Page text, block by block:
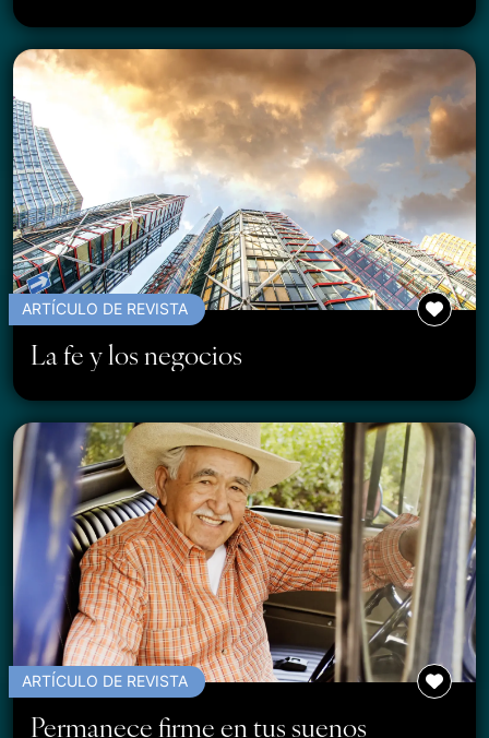
ARTÍCULO DE REVISTA
La fe y los negocios
ARTÍCULO DE REVISTA
Permanece firme en tus suenos